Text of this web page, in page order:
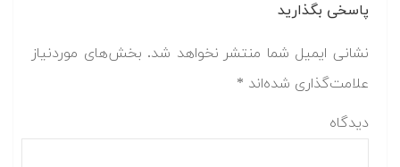
پاسخی بگذارید
نشانی ایمیل شما منتشر نخواهد شد. بخش‌های موردنیاز
علامت‌گذاری شده‌اند *
دیدگاه